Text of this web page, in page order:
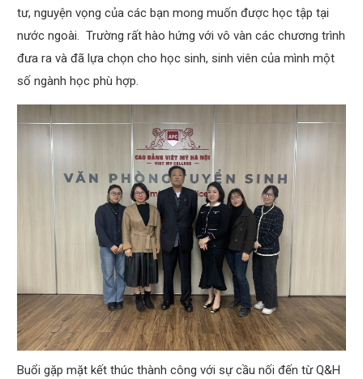
tư, nguyện vọng của các bạn mong muốn được học tập tại
nước ngoài. Trường rất hào hứng với vô vàn các chương trình
đưa ra và đã lựa chọn cho học sinh, sinh viên của mình một
số ngành học phù hợp.
Buổi gặp mặt kết thúc thành công với sự cầu nối đến từ Q&H